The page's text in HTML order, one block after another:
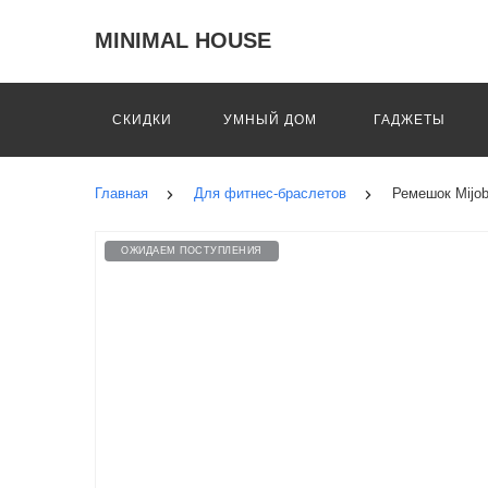
MINIMAL HOUSE
СКИДКИ УМНЫЙ ДОМ ГАДЖЕТЫ
Главная Для фитнес-браслетов Ремешок
ОЖИДАЕМ ПОСТУПЛЕНИЯ